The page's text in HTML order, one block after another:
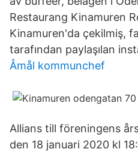
Restaurang Kinamuren
Kinamuren'da çekilmiş,
tarafından paylaşılan
Åmål kommunchef
Allians till föreningens
den 18 januari 2020 kl